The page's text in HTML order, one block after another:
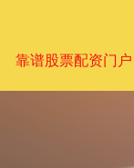
靠谱股票配资门户